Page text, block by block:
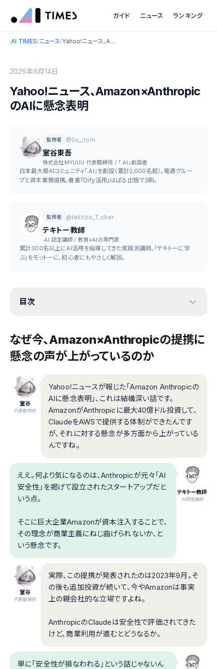
ガイド ニュース ランキング
.AI TIMES/ニュース/ Yahoo!ニュース、Amazon×AnthropicのAIに懸念表明
2026年6月14日
Yahoo!ニュース、Amazon×Anthropic
のAIに懸念表明
監修者 @0x__tom
室谷東吾
株式会社MYUUU 代表取締役 / 「.AI」創設者
日本最大級AIコミュニティ「.AI」を創設（累計2,000名超）。電通グルー
プと資本業務提携。著書『Dify活用』はぱる出版で3刷。
監修者 @tekitoo_T_cher
テキトー教師
.AI 認定講師 / 教育×AIの専門家
累計300名以上にAI活用を指導してきた実践派講師。「テキトーに学
ぶ」をモットーに、初心者にもやさしく解説。
目次
なぜ今、Amazon×Anthropicの提携に
懸念の声が上がっているのか
室谷
代表取締役
Yahoo!ニュースが報じた「Amazon Anthropicの
AIに懸念表明」、これは結構深い話です。
AmazonがAnthropicに最大40億ドル投資して、
ClaudeをAWSで提供する体制ができたんです
が、それに対する懸念が多方面から上がっている
んですね。
テキトー教師
.AI認定講師
ええ。何より気になるのは、Anthropicが元々「AI
安全性」を掲げて設立されたスタートアップだと
いう点。
そこに巨大企業Amazonが資本注入することで、
その理念が商業主義にねじ曲げられないか、と
いう懸念です。
室谷
代表取締役
実際、この提携が発表されたのは2023年9月。そ
の後も追加投資が続いて、今やAmazonは事実
上の親会社的な立場ですよね。
AnthropicのClaudeは安全性で評価されてきた
けど、商業利用が進むとどうなるか。
単に「安全性が損なわれる」という話じゃないん